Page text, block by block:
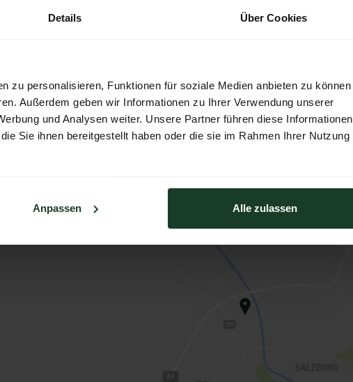
Details Über Cookies
zu personalisieren, Funktionen für soziale Medien anbieten zu können
Außerdem geben wir Informationen zu Ihrer Verwendung unserer
und Analysen weiter. Unsere Partner führen diese Informationen
Sie ihnen bereitgestellt haben oder die sie im Rahmen Ihrer Nutzung
Anpassen Alle zulassen